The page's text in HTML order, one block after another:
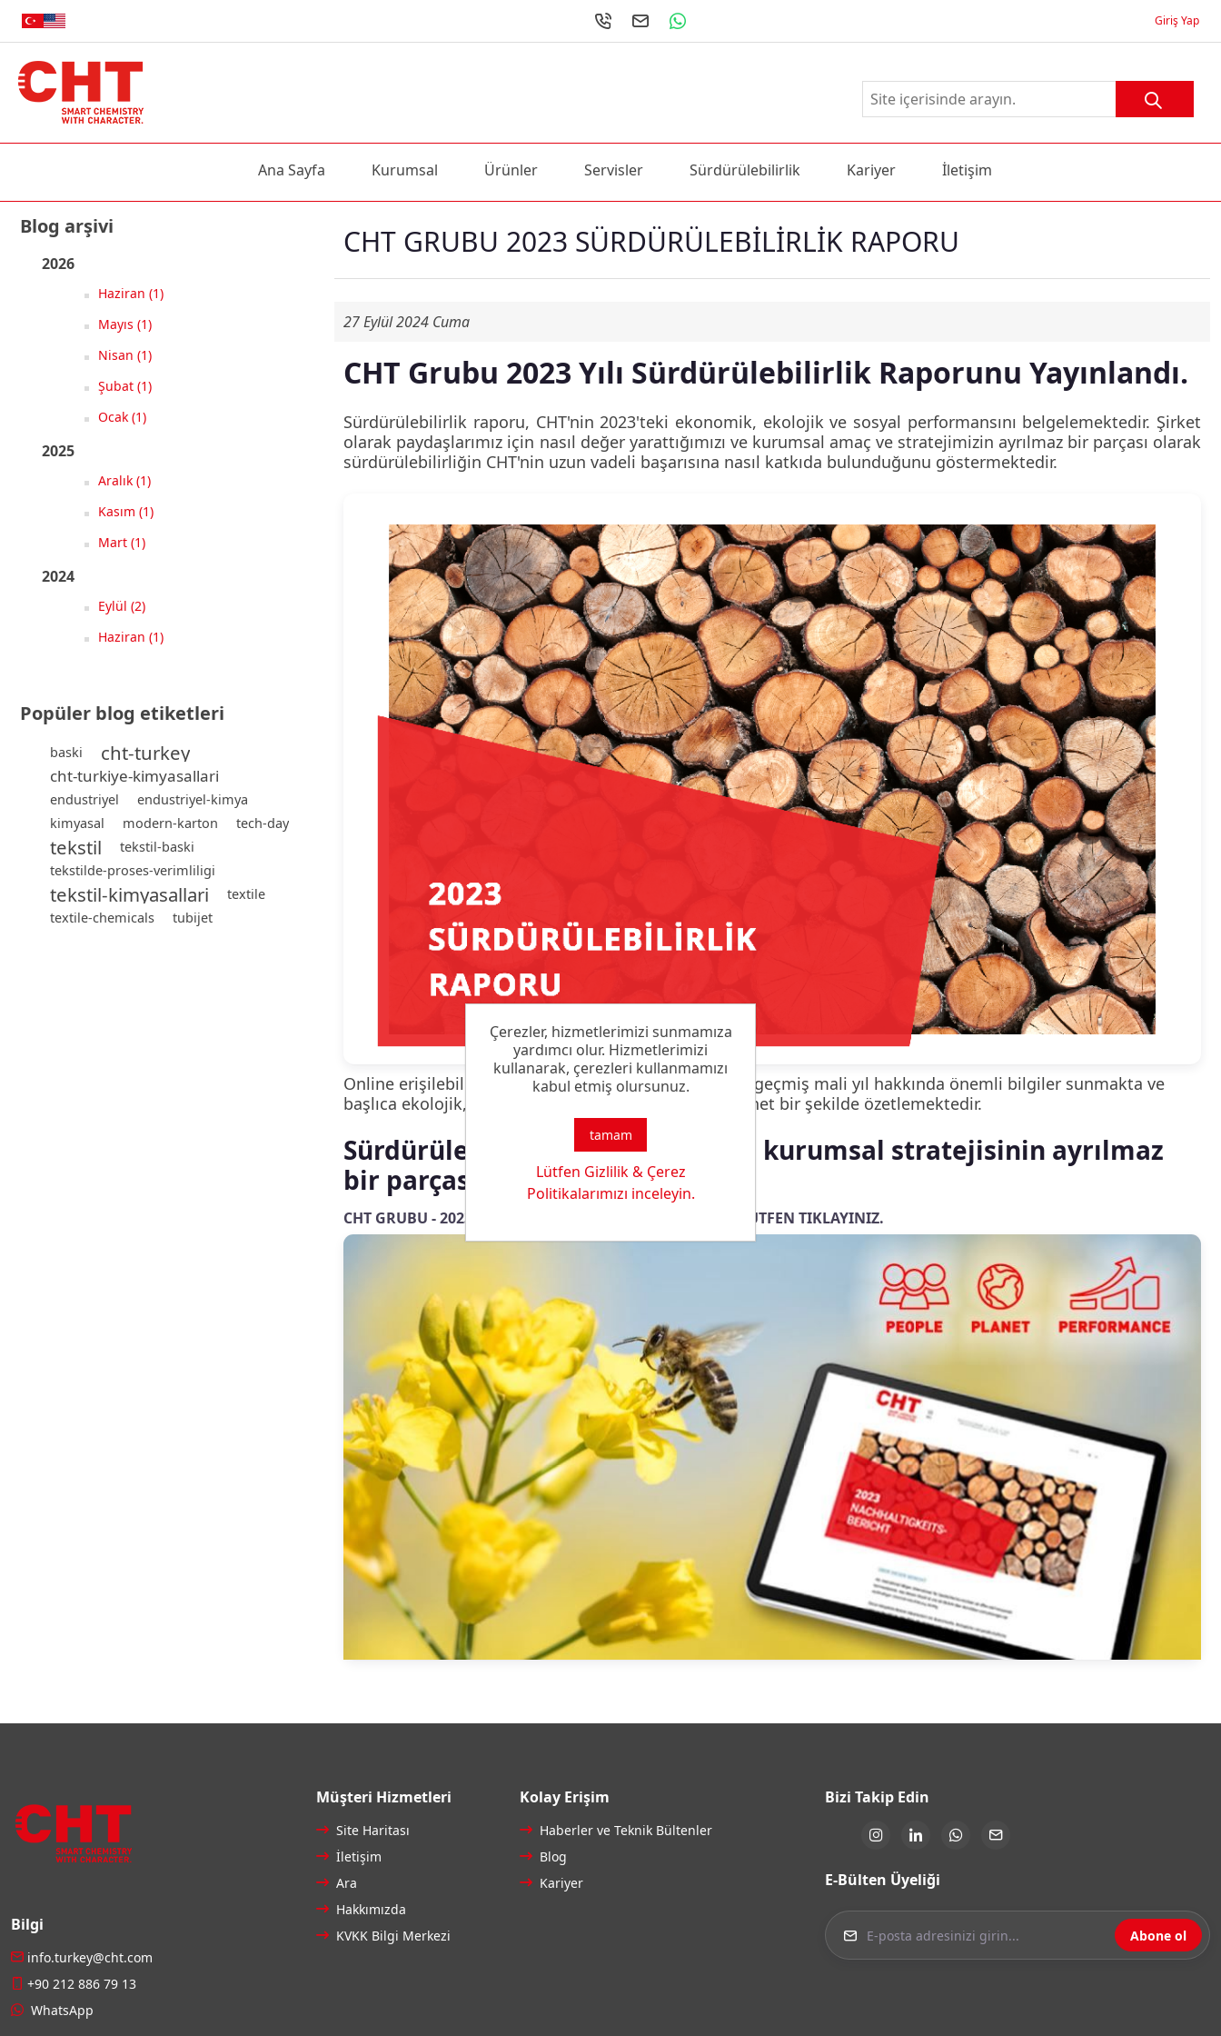
Giriş Yap
Ana Sayfa Kurumsal Ürünler Servisler Sürdürülebilirlik Kariyer İletişim
Blog arşivi
2026
Haziran (1)
Mayıs (1)
Nisan (1)
Şubat (1)
Ocak (1)
2025
Aralık (1)
Kasım (1)
Mart (1)
2024
Eylül (2)
Haziran (1)
Popüler blog etiketleri
baski cht-turkey
cht-turkiye-kimyasallari
endustriyel
endustriyel-kimya
kimyasal
modern-karton tech-day
tekstil
tekstil-baski
tekstilde-proses-verimliligi
tekstil-kimyasallari
textile
textile-chemicals
tubijet
CHT GRUBU 2023 SÜRDÜRÜLEBİLİRLİK RAPORU
27 Eylül 2024 Cuma
CHT Grubu 2023 Yılı Sürdürülebilirlik Raporunu Yayınlandı.
Sürdürülebilirlik raporu, CHT'nin 2023'teki ekonomik, ekolojik ve sosyal performansını belgelemektedir. Şirket
olarak paydaşlarımız için nasıl değer yarattığımızı ve kurumsal amaç ve stratejimizin ayrılmaz bir parçası olarak
sürdürülebilirliğin CHT'nin uzun vadeli başarısına nasıl katkıda bulunduğunu göstermektedir.
Online erişilebilen 2023 Sürdürülebilirlik Raporumuz, geçmiş mali yıl hakkında önemli bilgiler sunmakta ve
başlıca ekolojik, ekonomik ve sosyal gelişmelerimizi net bir şekilde özetlemektedir.
Sürdürülebilirlik,
CHT Grubu'nun kurumsal stratejisinin ayrılmaz
bir parçasıdır.
CHT GRUBU - 2023 - SÜRDÜRÜLEBİLİRLİK RAPORU İÇİN LÜTFEN TIKLAYINIZ.
Bilgi
info.turkey@cht.com
+90 212 886 79 13
WhatsApp
Müşteri Hizmetleri
Site Haritası
İletişim
Ara
Hakkımızda
KVKK Bilgi Merkezi
Kolay Erişim
Haberler ve Teknik Bültenler
Blog
Kariyer
Bizi Takip Edin
E-Bülten Üyeliği
Abone ol
Çerezler, hizmetlerimizi sunmamıza
yardımcı olur. Hizmetlerimizi
kullanarak, çerezleri kullanmamızı
kabul etmiş olursunuz.
tamam
Lütfen Gizlilik & Çerez
Politikalarımızı inceleyin.